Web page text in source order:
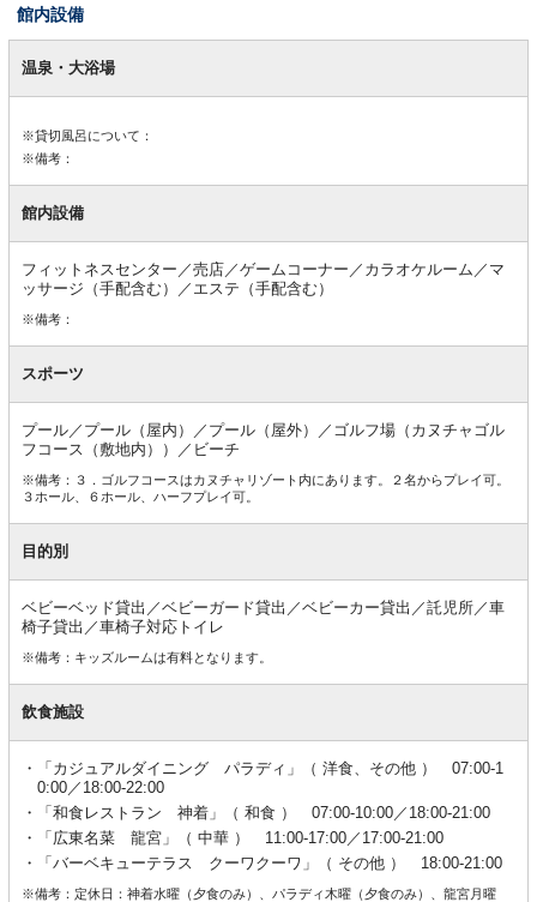
館内設備
内温泉・大浴場
※貸切風呂について：
※備考：
館内設備
フィットネスセンター／売店／ゲームコーナー／カラオケルーム／マ
ッサージ（手配含む）／エステ（手配含む）
※備考：
スポーツ
プール／プール（屋内）／プール（屋外）／ゴルフ場（カヌチャゴル
フコース（敷地内））／ビーチ
※備考：３．ゴルフコースはカヌチャリゾート内にあります。２名からプレイ可。
３ホール、６ホール、ハーフプレイ可。
目的別
ベビーベッド貸出／ベビーガード貸出／ベビーカー貸出／託児所／車
椅子貸出／車椅子対応トイレ
※備考：キッズルームは有料となります。
飲食施設
「カジュアルダイニング パラディ」（ 洋食、その他 ） 07:00-1
0:00／18:00-22:00
「和食レストラン 神着」（ 和食 ） 07:00-10:00／18:00-21:00
「広東名菜 龍宮」（ 中華 ） 11:00-17:00／17:00-21:00
「バーベキューテラス クーワクーワ」（ その他 ） 18:00-21:00
※備考：定休日：神着水曜（夕食のみ）、パラディ木曜（夕食のみ）、龍宮月曜